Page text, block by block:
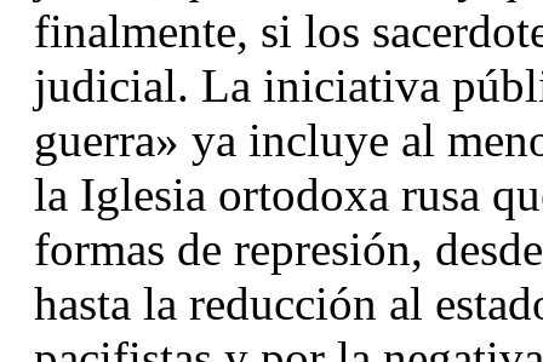
finalmente, si los
judicial. La iniciativa
guerra» ya incluye al
la Iglesia ortodoxa rusa
formas de represión,
hasta la reducción al